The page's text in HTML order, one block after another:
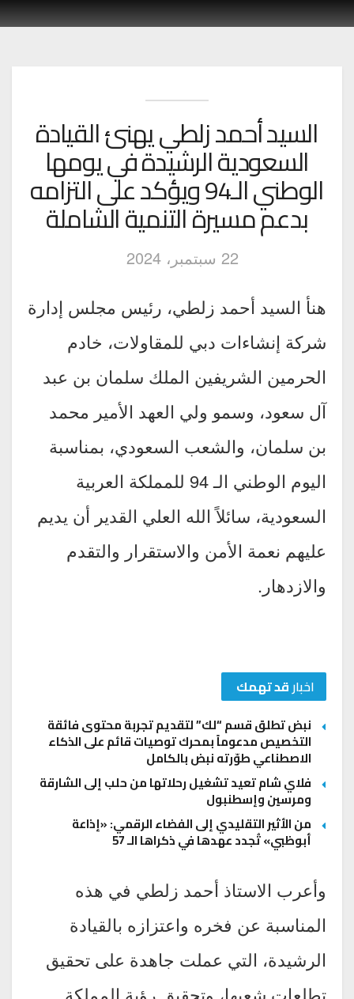
السيد أحمد زلطي يهنئ القيادة
السعودية الرشيدة في يومها
الوطني الـ94 ويؤكد على التزامه
بدعم مسيرة التنمية الشاملة
22 سبتمبر، 2024
هنأ السيد أحمد زلطي، رئيس مجلس إدارة
شركة إنشاءات دبي للمقاولات، خادم
الحرمين الشريفين الملك سلمان بن عبد
آل سعود، وسمو ولي العهد الأمير محمد
بن سلمان، والشعب السعودي، بمناسبة
اليوم الوطني الـ 94 للمملكة العربية
السعودية، سائلاً الله العلي القدير أن يديم
عليهم نعمة الأمن والاستقرار والتقدم
والازدهار.
اخبارقد تهمك
نبض تطلق قسم “لك” لتقديم تجربة محتوى فائقة
التخصيص مدعوماً بمحرك توصيات قائم على الذكاء
الاصطناعي طوّرته نبض بالكامل
فلاي شام تعيد تشغيل رحلاتها من حلب إلى الشارقة
ومرسين وإسطنبول
من الأثير التقليدي إلى الفضاء الرقمي: «إذاعة
أبوظبي» تُجدد عهدها في ذكراها الـ 57
وأعرب الاستاذ أحمد زلطي في هذه
المناسبة عن فخره واعتزازه بالقيادة
الرشيدة، التي عملت جاهدة على تحقيق